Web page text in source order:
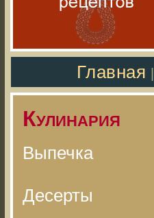
Главная
Кулинария
Выпечка
Десерты